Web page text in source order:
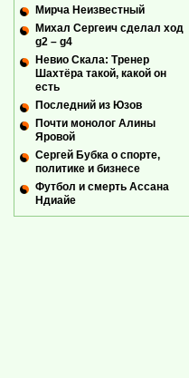
Мирча Неизвестный
Михал Сергеич сделал ход
g2 – g4
Невио Скала: Тренер
Шахтёра такой, какой он
есть
Последний из Юзов
Почти монолог Алины
Яровой
Сергей Бубка о спорте,
политике и бизнесе
Футбол и смерть Ассана
Ндиайе